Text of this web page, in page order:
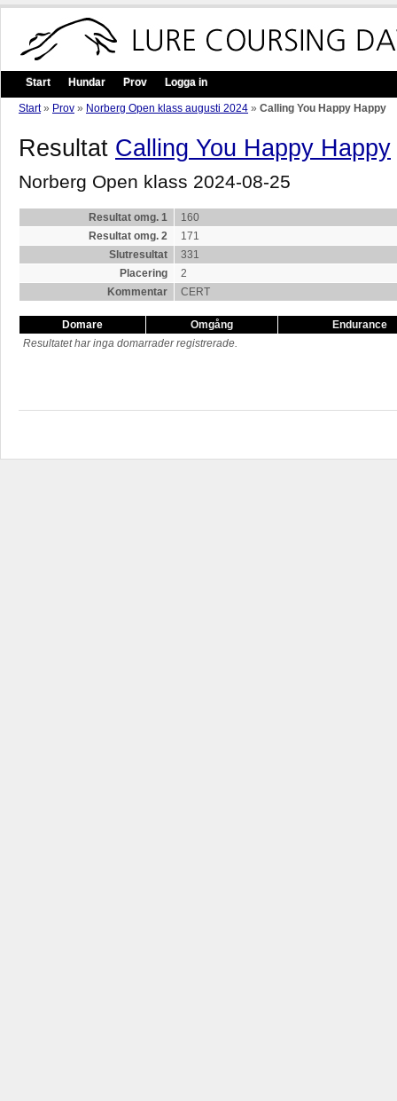
Start Hundar Prov Logga in
Start» Prov » Norberg Open klass augusti 2024 » Calling You Happy Happy
Resultat Calling You Happy Happy
Norberg Open klass 2024-08-25
Resultat omg. 1
160
Resultat omg. 2
171
Slutresultat
331
Placering
2
Kommentar
CERT
Domare Omgång
Endurance
Resultatet har inga domarrader registrerade.